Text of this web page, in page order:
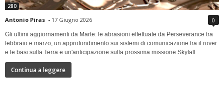
280
Antonio Piras - 17 Giugno 2026 0
Gli ultimi aggiornamenti da Marte: le abrasioni effettuate da Perseverance tra
febbraio e marzo, un approfondimento sui sistemi di comunicazione tra il rover
e le basi sulla Terra e un'anticipazione sulla prossima missione Skyfall
Continua a leggere